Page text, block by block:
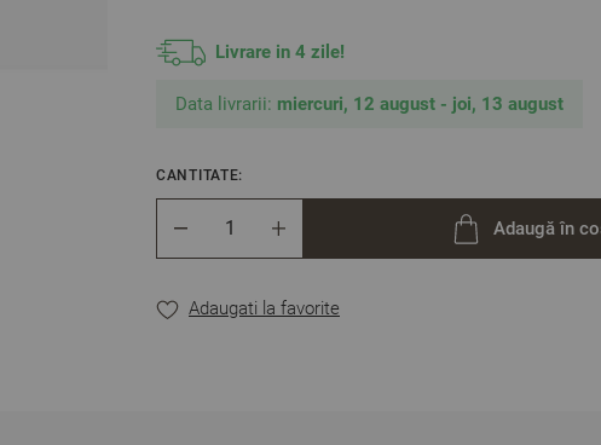
Livrare in 4 zile!
Data livrarii: miercuri, 12 august - joi, 13 august
CANTITATE:
Adaugă în
Adaugati la favorite